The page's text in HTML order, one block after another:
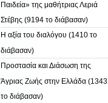
Παιδεία» της μαθήτριας Λεριά
Στέβης (9194 το διάβασαν)
Η αξία του διαλόγου (1410 το
διάβασαν)
Προστασία και Διάσωση της
Άγριας Ζωής στην Ελλάδα (1343
το διάβασαν)